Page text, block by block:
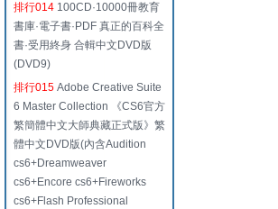
排行014 100CD·10000冊教育
書庫·電子書·PDF 真正的百科全
書·受用終身 合輯中文DVD版
(DVD9)
排行015 Adobe Creative Suite
6 Master Collection 《CS6官方
繁簡體中文大師典藏正式版》繁
體中文DVD版(內含Audition
cs6+Dreamweaver
cs6+Encore cs6+Fireworks
cs6+Flash Professional